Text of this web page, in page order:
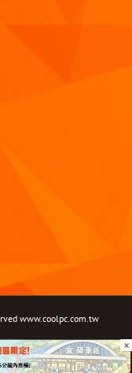
www.coolpc.com.tw
Email: ×